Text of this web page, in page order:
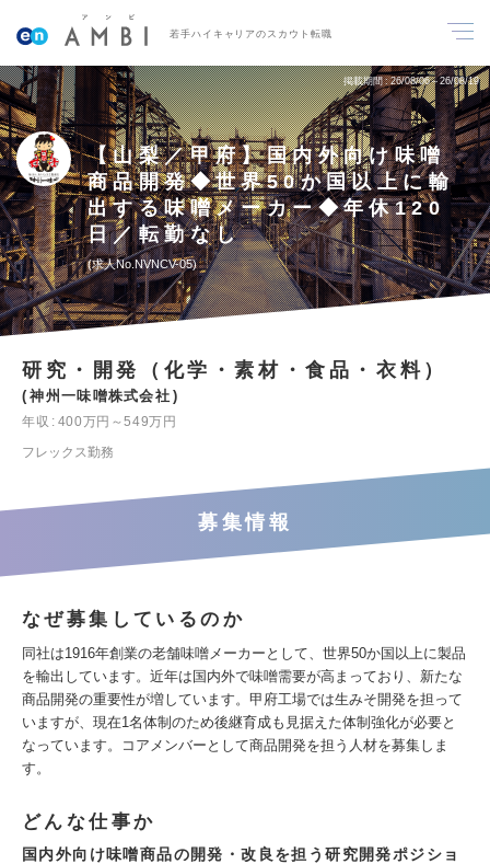
若手ハイキャリアのスカウト転職
掲載期間 26/08/06～26/08/19
【山梨／甲府】国内外向け味噌
商品開発◆世界50か国以上に輸
出する味噌メーカー◆年休120
日／転勤なし
求人No.NVNCV-05
研究・開発（化学・素材・食品・衣料）
神州一味噌株式会社
年収
400万円～549万円
フレックス勤務
募集情報
なぜ募集しているのか
同社は1916年創業の老舗味噌メーカーとして、世界50か国以上に製品
を輸出しています。近年は国内外で味噌需要が高まっており、新たな
商品開発の重要性が増しています。甲府工場では生みそ開発を担って
いますが、現在1名体制のため後継育成も見据えた体制強化が必要と
なっています。コアメンバーとして商品開発を担う人材を募集しま
す。
どんな仕事か
国内外向け味噌商品の開発・改良を担う研究開発ポジショ